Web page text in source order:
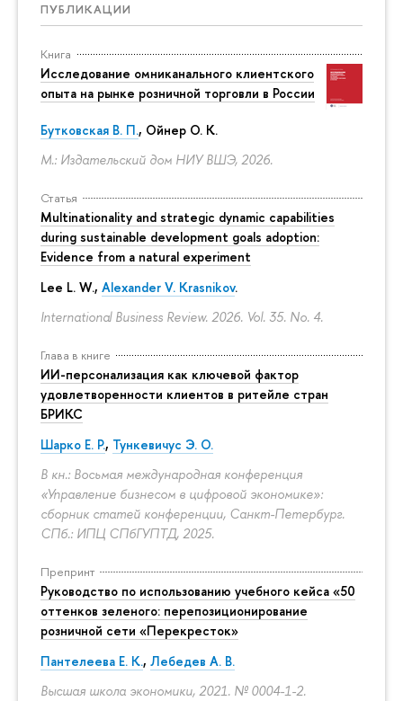
ПУБЛИКАЦИИ
Книга
Исследование омниканального клиентского
опыта на рынке розничной торговли в России
Бутковская В. П., Ойнер О. К.
М.: Издательский дом НИУ ВШЭ, 2026.
Статья
Multinationality and strategic dynamic capabilities
during sustainable development goals adoption:
Evidence from a natural experiment
Lee L. W., Alexander V. Krasnikov.
International Business Review. 2026. Vol. 35. No. 4.
Глава в книге
ИИ-персонализация как ключевой фактор
удовлетворенности клиентов в ритейле стран
БРИКС
Шарко Е. Р., Тункевичус Э. О.
В кн.: Восьмая международная конференция
«Управление бизнесом в цифровой экономике»:
сборник статей конференции, Санкт-Петербург.
СПб.: ИПЦ СПбГУПТД, 2025.
Препринт
Руководство по использованию учебного кейса «50
оттенков зеленого: перепозиционирование
розничной сети «Перекресток»
Пантелеева Е. К., Лебедев А. В.
Высшая школа экономики, 2021. № 0004-1-2.